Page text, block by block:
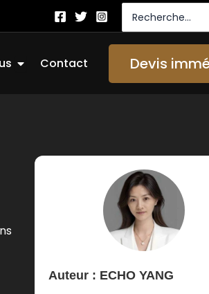
Recherche
de
Ouvrir About Us
Contact Devis
Auteur : ECHO YANG